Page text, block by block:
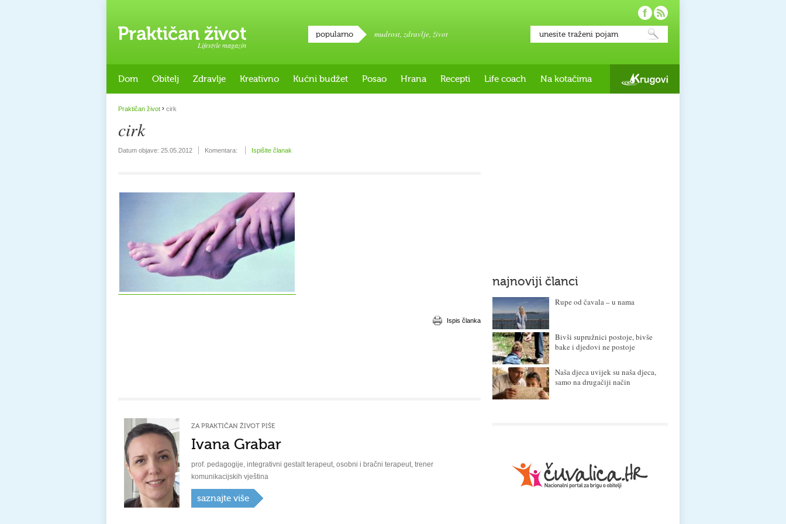
Lifestyle magazin
popularno mudrost, zdravlje, život
Dom Obitelj Zdravlje Kreativno Kućni budžet Posao Hrana Recepti Life coach Na kotačima
Praktičan život › cirk
cirk
Datum objave: 25.05.2012 Komentara: Ispišite članak
Ispis članka
ZA PRAKTIČAN ŽIVOT PIŠE
Ivana Grabar
prof. pedagogije, integrativni gestalt terapeut, osobni i bračni terapeut, trener
komunikacijskih vještina
saznajte više
najnoviji članci
Rupe od čavala – u nama
Bivši supružnici postoje, bivše
bake i djedovi ne postoje
Naša djeca uvijek su naša djeca,
samo na drugačiji način